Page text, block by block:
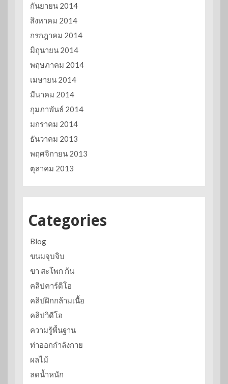
กันยายน 2014
สิงหาคม 2014
กรกฎาคม 2014
มิถุนายน 2014
พฤษภาคม 2014
เมษายน 2014
มีนาคม 2014
กุมภาพันธ์ 2014
มกราคม 2014
ธันวาคม 2013
พฤศจิกายน 2013
ตุลาคม 2013
Categories
Blog
ขนมจุบจิบ
ขา สะโพก ก้น
คลิปคาร์ดิโอ
คลิปฝึกกล้ามเนื้อ
คลิปวิดีโอ
ความรู้พื้นฐาน
ท่าออกกำลังกาย
ผลไม้
ลดน้ำหนัก